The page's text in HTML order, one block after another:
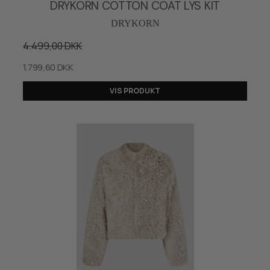
DRYKORN COTTON COAT LYS KIT
DRYKORN
4.499,00 DKK
1.799,60 DKK
VIS PRODUKT